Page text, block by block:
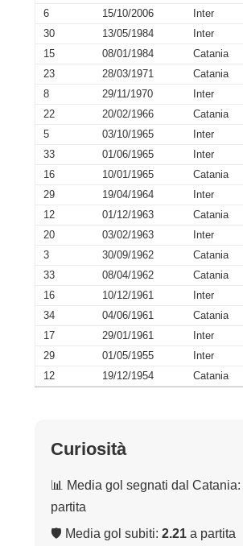
6
15/10/2006 Inter
30
13/05/1984 Inter
15
08/01/1984 Catania
23
28/03/1971 Catania
8
29/11/1970 Inter
22
20/02/1966 Catania
5
03/10/1965 Inter
33
01/06/1965 Inter
16
10/01/1965 Catania
29
19/04/1964 Inter
12
01/12/1963 Catania
20
03/02/1963 Inter
3
30/09/1962 Catania
33
08/04/1962 Catania
16
10/12/1961 Inter
34
04/06/1961 Catania
17
29/01/1961 Inter
29
01/05/1955 Inter
12
19/12/1954 Catania
Curiosità
📊 Media gol segnati dal Catania:
partita
🛡 Media gol subiti: 2.21 a partita